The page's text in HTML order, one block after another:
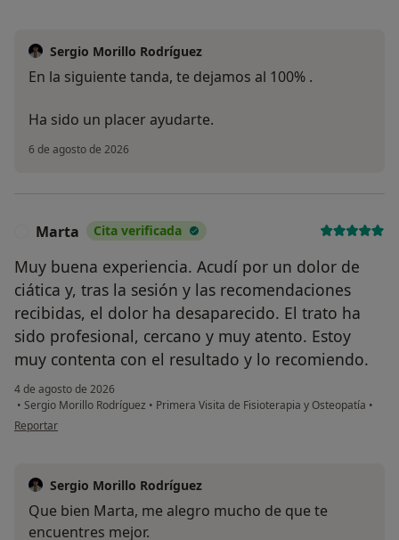
Sergio Morillo Rodríguez
En la siguiente tanda, te dejamos al 100% .
Ha sido un placer ayudarte.
6 de agosto de 2026
Marta Cita verificada
Muy buena experiencia. Acudí por un dolor de
ciática y, tras la sesión y las recomendaciones
recibidas, el dolor ha desaparecido. El trato ha
sido profesional, cercano y muy atento. Estoy
muy contenta con el resultado y lo recomiendo.
4 de agosto de 2026
• Sergio Morillo Rodríguez • Primera Visita de Fisioterapia y Osteopatía •
en opinión del usuario Marta
Reportar
Sergio Morillo Rodríguez
Que bien Marta, me alegro mucho de que te
encuentres mejor.